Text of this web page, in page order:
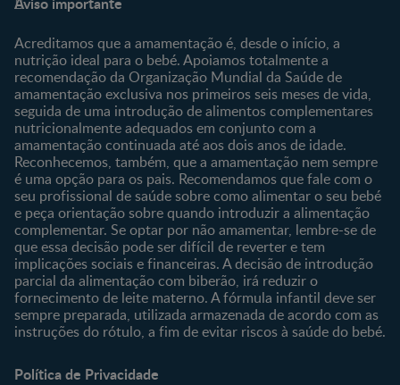
Sobre Nós
Sobre o Clube
Clube Bebé Nestlé
Entrar/Registe-se
Comprar
Os nossos produtos
As nossas marcas
Acreditamos que a amamentação é, desde o início, a
nutrição ideal para o bebé. Apoiamos totalmente a
recomendação da Organização Mundial da Saúde de
amamentação exclusiva nos primeiros seis meses de vida,
seguida de uma introdução de alimentos complementares
nutricionalmente adequados em conjunto com a
amamentação continuada até aos dois anos de idade.
Reconhecemos, também, que a amamentação nem sempre
é uma opção para os pais. Recomendamos que fale com o
seu profissional de saúde sobre como alimentar o seu bebé
e peça orientação sobre quando introduzir a alimentação
complementar. Se optar por não amamentar, lembre-se de
que essa decisão pode ser difícil de reverter e tem
implicações sociais e financeiras. A decisão de introdução
parcial da alimentação com biberão, irá reduzir o
fornecimento de leite materno. A fórmula infantil deve ser
sempre preparada, utilizada armazenada de acordo com as
instruções do rótulo, a fim de evitar riscos à saúde do bebé.
Política de Privacidade